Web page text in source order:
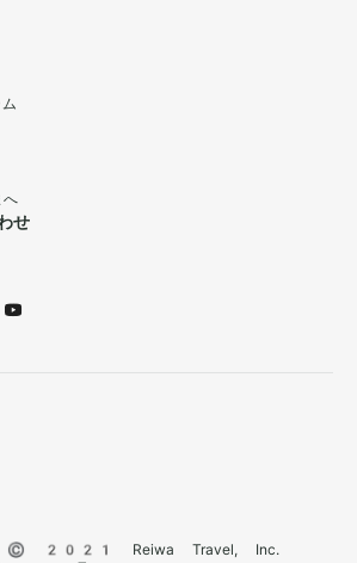
へ
せ
ベル © 2021 Reiwa Travel, Inc.